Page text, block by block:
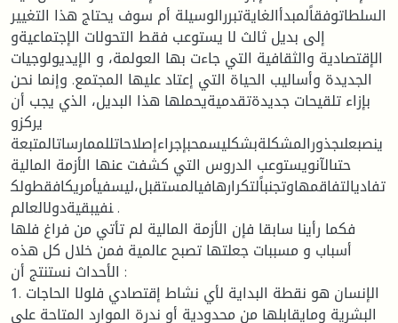
السلطاتوفقاًلمبدأالغايةتبررالوسيلة أم سوف يحتاج هذا التغيير
إلى بديل ثالث لا يستوعب فقط التحولات الإجتماعيةو
الإقتصادية والثقافية التي جاءت بها العولمة، و الإيديولوجيات
الجديدة وأساليب الحياة التي إعتاد عليها المجتمع. وإنما نحن
بإزاء تلقيحات جديدةتقدميةيحملها هذا البديل، الذي يجب أن
يركزو
ينصبعلىجذورالمشكلةبشكليسمحبإجراءإصلاحاتللممارساتالمتبعة
حتىالآنويستوعب الدروس التي كشفت عنها الأزمة المالية
تفاديالتفاقمهاوتجنباًلتكرارهافيالمستقبل،ليسفيأمريكافقطولك
نفيبقيةدولالعالم .
فكما رأينا سابقا فإن الأزمة المالية لم تأتي من فراغ فلها
أسباب و مسببات جعلتها تصبح عالمية فمن خلال كل هذه
الأحداث نستنتج أن :
1. الإنسان هو نقطة البداية لأي نشاط إقتصادي فلولا الحاجات
البشرية ومايقابلها من محدودية أو ندرة الموارد المتاحة على